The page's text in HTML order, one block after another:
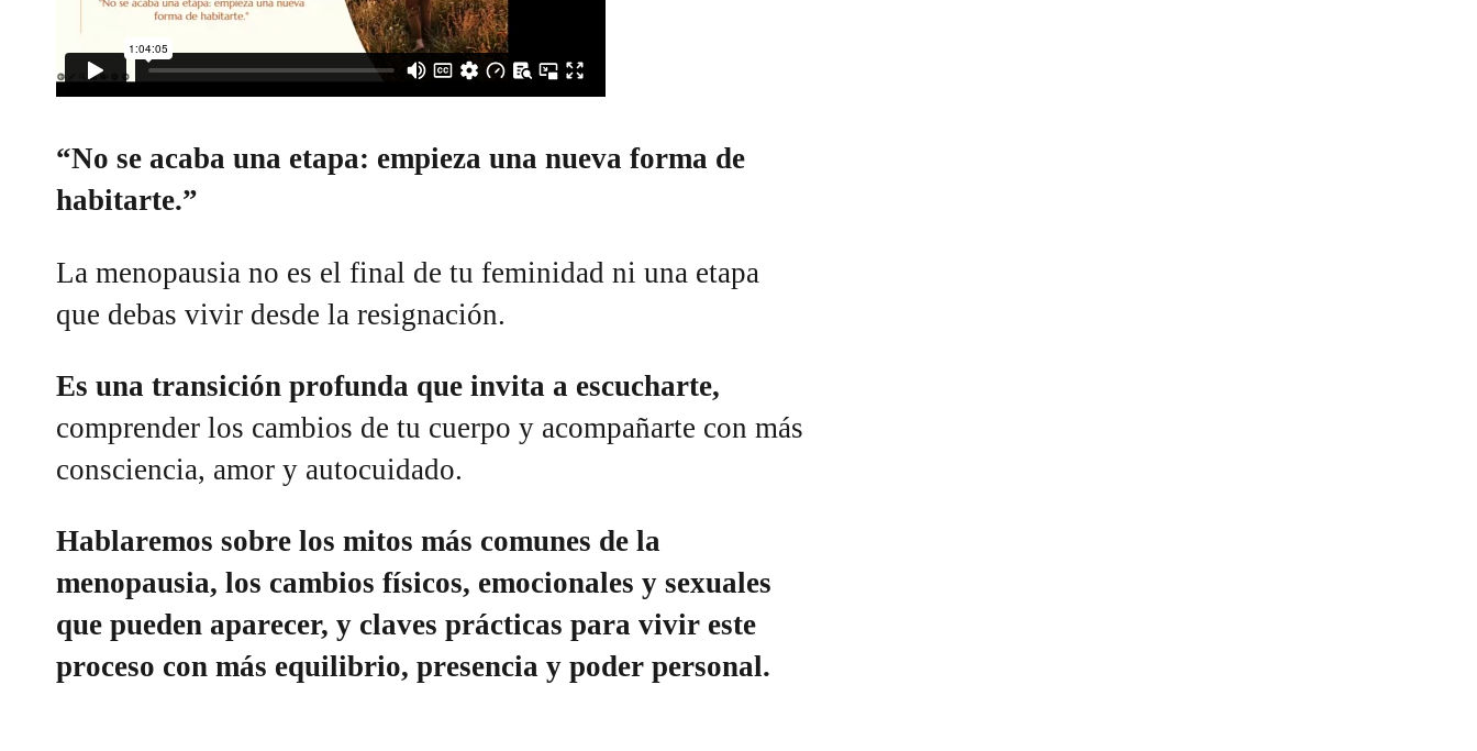
“No se acaba una etapa: empieza una nueva forma de
habitarte.”
La menopausia no es el final de tu feminidad ni una etapa
que debas vivir desde la resignación.
Es una transición profunda que invita a escucharte,
comprender los cambios de tu cuerpo y acompañarte con más
consciencia, amor y autocuidado.
Hablaremos sobre los mitos más comunes de la
menopausia, los cambios físicos, emocionales y sexuales
que pueden aparecer, y claves prácticas para vivir este
proceso con más equilibrio, presencia y poder personal.